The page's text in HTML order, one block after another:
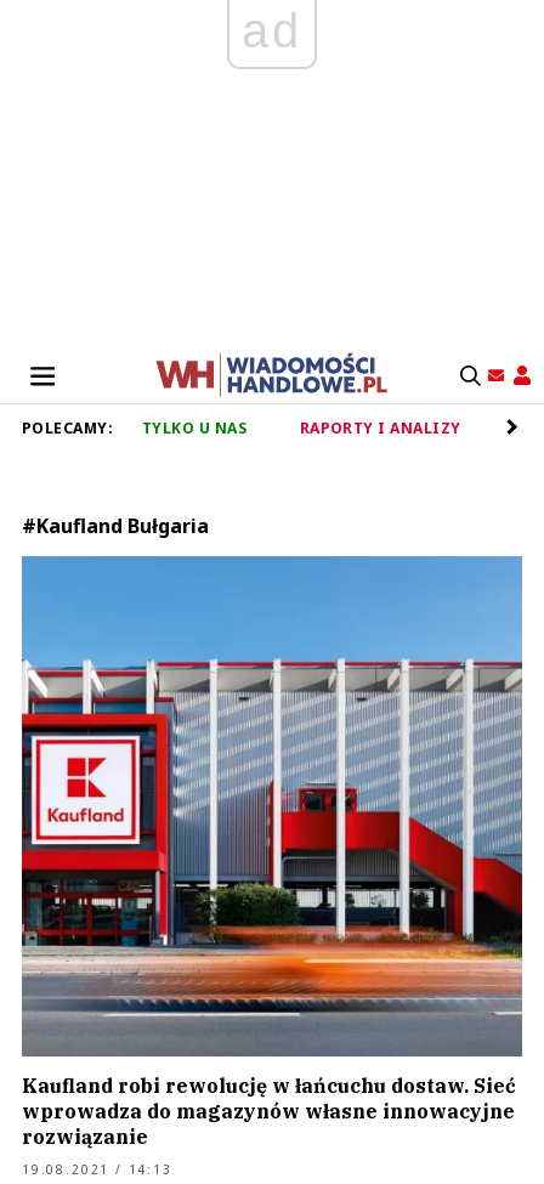
ad
POLECAMY: TYLKO U NAS RAPORTY I ANALIZY
#Kaufland Bułgaria
Kaufland robi rewolucję w łańcuchu dostaw. Sieć
wprowadza do magazynów własne innowacyjne
rozwiązanie
19.08.2021 / 14:13